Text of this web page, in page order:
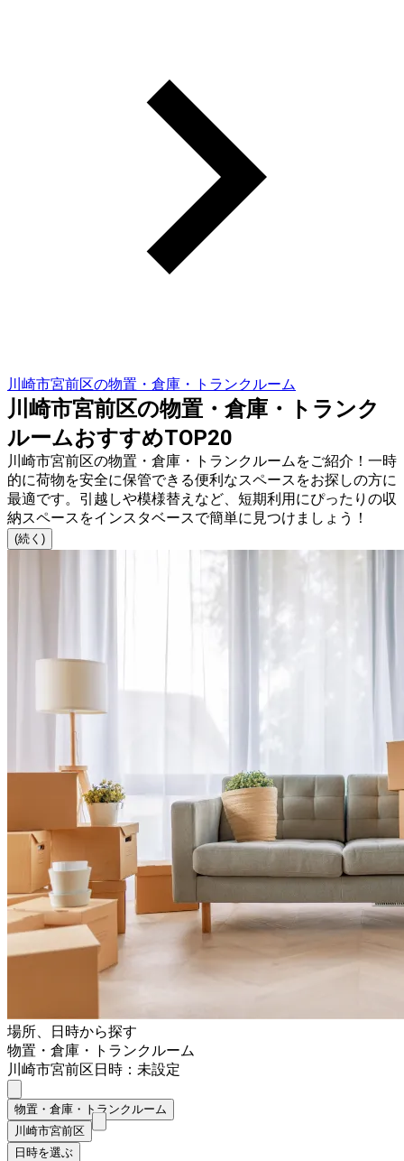
川崎市宮前区の物置・倉庫・トランクルーム
川崎市宮前区の物置・倉庫・トランク
ルームおすすめTOP20
川崎市宮前区の物置・倉庫・トランクルームをご紹介！一時
的に荷物を安全に保管できる便利なスペースをお探しの方に
最適です。引越しや模様替えなど、短期利用にぴったりの収
納スペースをインスタベースで簡単に見つけましょう！
(続く)
場所、日時から探す
物置・倉庫・トランクルーム
川崎市宮前区日時：未設定
物置・倉庫・トランクルーム
川崎市宮前区
日時を選ぶ